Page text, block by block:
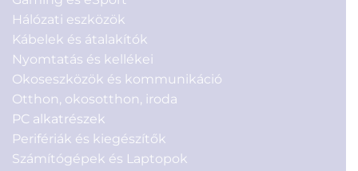
Hálózati eszközök
Kábelek és átalakítók
Nyomtatás és kellékei
Okoseszközök és kommunikáció
Otthon, okosotthon, iroda
PC alkatrészek
Perifériák és kiegészítők
Számítógépek és Laptopok